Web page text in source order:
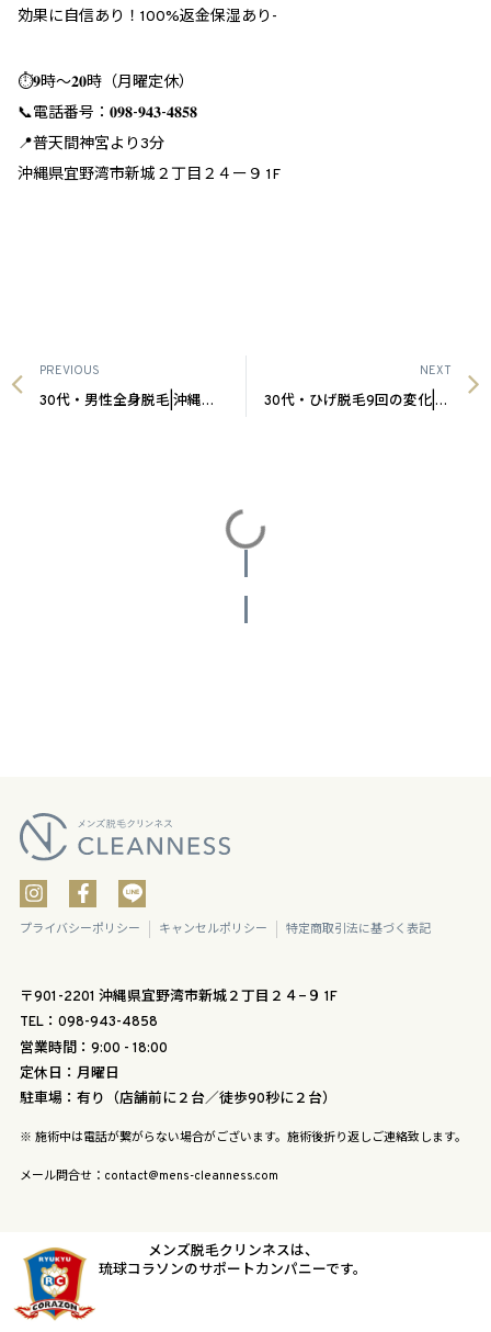
効果に自信あり！100%返金保湿あり-
⏱𝟗時～𝟐𝟎時（月曜定休）
📞電話番号：𝟎𝟗𝟖-𝟗𝟒𝟑-𝟒𝟖𝟓𝟖
📍普天間神宮より3分
沖縄県宜野湾市新城２丁目２４ー９ 1F
PREVIOUS
30代・男性全身脱毛|沖縄メンズ脱毛
NEXT
30代・ひげ脱毛9回の変化|沖縄メンズ脱毛
プライバシーポリシー キャンセルポリシー 特定商取引法に基づく表記
〒901-2201 沖縄県宜野湾市新城２丁目２４−９ 1F
TEL：098-943-4858
営業時間：9:00 - 18:00
定休日：月曜日
駐車場：有り（店舗前に２台／徒歩90秒に２台）
※ 施術中は電話が繋がらない場合がございます。施術後折り返しご連絡致します。
メール問合せ：contact@mens-cleanness.com
メンズ脱毛クリンネスは、
琉球コラソンのサポートカンパニーです。